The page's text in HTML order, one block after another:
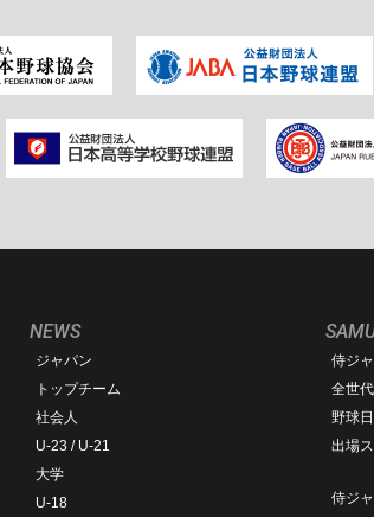
NEWS
ジャパン
トップチーム
社会人
U-23 / U-21
大学
U-18
侍ジ
全世
野球
出場
侍ジ